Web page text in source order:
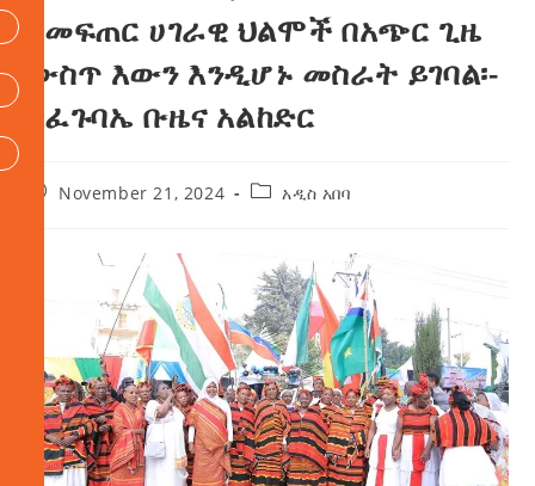
በመፍጠር ሀገራዊ ህልሞች በአጭር ጊዜ
ውስጥ እውን እንዲሆኑ መስራት ይገባል፡-
አፈጉባኤ ቡዜና አልከድር
November 21, 2024 አዲስ አበባ